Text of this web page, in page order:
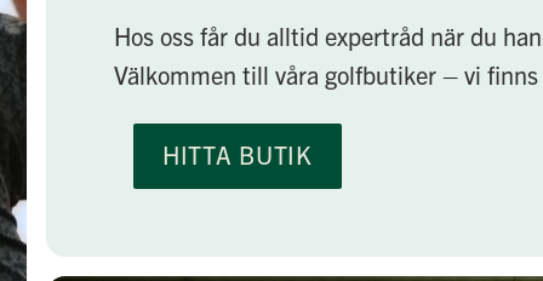
Hos oss får du alltid expertråd när du
Välkommen till våra golfbutiker – vi finns
HITTA BUTIK